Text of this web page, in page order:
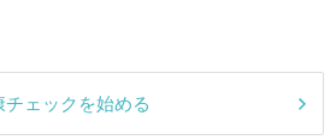
チェックを始める